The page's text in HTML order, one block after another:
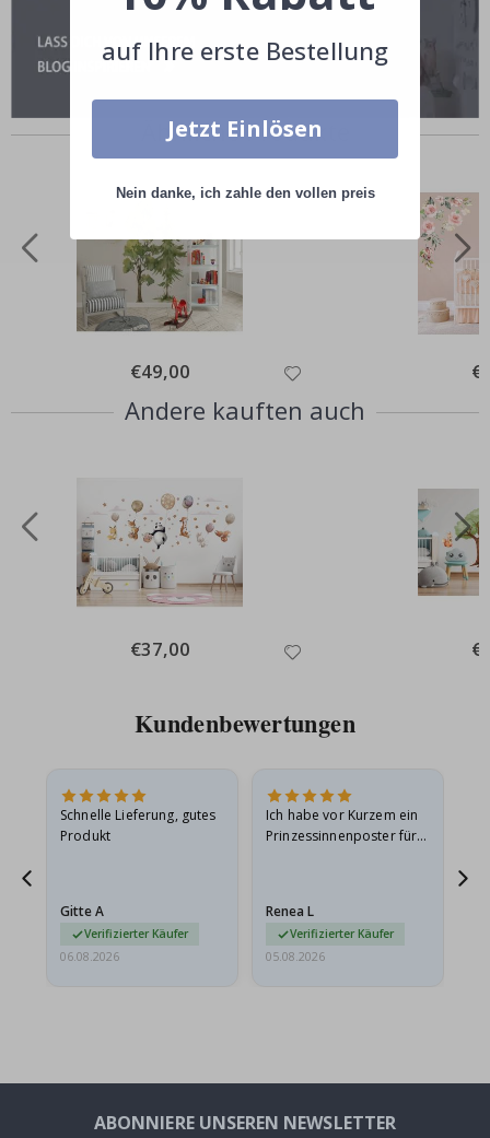
Ähnliche Produkte
Special
Price
€49,00
Andere kauften auch
Special
Price
€37,00
Kundenbewertungen
Schnelle Lieferung, gutes
Produkt
Gitte A
Verifizierter Käufer
06.08.2026
Ich habe vor Kurzem ein
Prinzessinnenposter für
beschädigt…
Renea L
Verifizierter Käufer
05.08.2026
ABONNIERE UNSEREN NEWSLETTER
auf Ihre erste Bestellung
Jetzt Einlösen
Nein danke, ich zahle den vollen preis